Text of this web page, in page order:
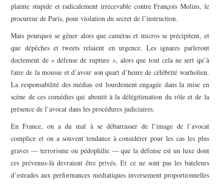
plainte stupide et radicalement irrecevable contre François Molins, le
procureur de Paris, pour violation du secret de l’instruction.
Mais pourquoi se gêner alors que caméras et micros se précipitent, et
que dépêches et tweets relaient en urgence. Les ignares parleront
doctement de « défense de rupture », alors que tout cela ne sert qu’à
faire de la mousse et d’avoir son quart d’heure de célébrité warholien.
La responsabilité des médias est lourdement engagée dans la mise en
scène de ces comédies qui aboutit à la délégitimation du rôle et de la
présence de l’avocat dans les procédures judiciaires.
En France, on a du mal à se débarrasser de l’image de l’avocat
complice et on a souvent tendance à considérer pour les cas les plus
graves — terrorisme ou pédophilie — que la défense est un luxe dont
ces prévenus-là devraient être privés. Et ce ne sont pas les bateleurs
d’estrades aux performances médiatiques inversement proportionnelles